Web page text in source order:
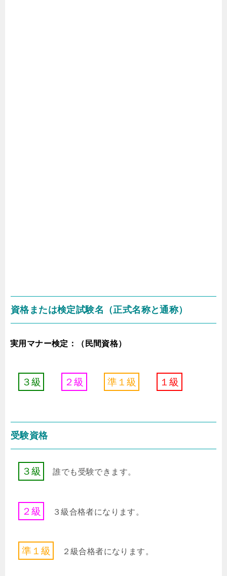
資格または検定試験名（正式名称と通称）
実用マナー検定：（民間資格）
３級 ２級 準１ 級 １級
受験資格
３級 誰でも受験できます。
２ 級 ３級合格者になります。
準１ 級 ２級合格者になります。